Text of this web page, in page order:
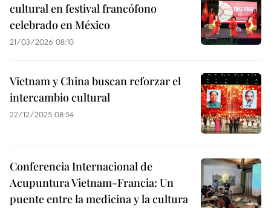
cultural en festival francófono
celebrado en México
21/03/2026 08:10
Vietnam y China buscan reforzar el
intercambio cultural
22/12/2025 08:54
Conferencia Internacional de
Acupuntura Vietnam-Francia: Un
puente entre la medicina y la cultura